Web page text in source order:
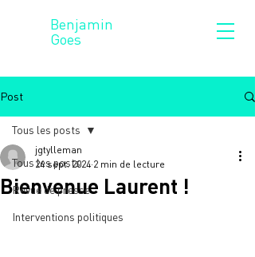
Benjamin
Goes
Post
Tous les posts
Revue de presse
Interventions politiques
Tous les posts
Bienvenue Laurent !
jgtylleman
24 sept. 2024 2 min de lecture